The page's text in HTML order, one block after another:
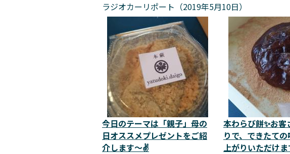
ラジオカーリポート（2019年5月10日）
今日のテーマは「親子」母の
日オススメプレゼントをご紹
介します～✌️
本わらび餅✨お客
りで、できたて
上がりいただけま